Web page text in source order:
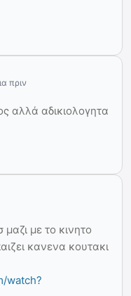
πριν
αλλά αδικιολογητα
με το κινητο
κανενα κουτακι
watch?